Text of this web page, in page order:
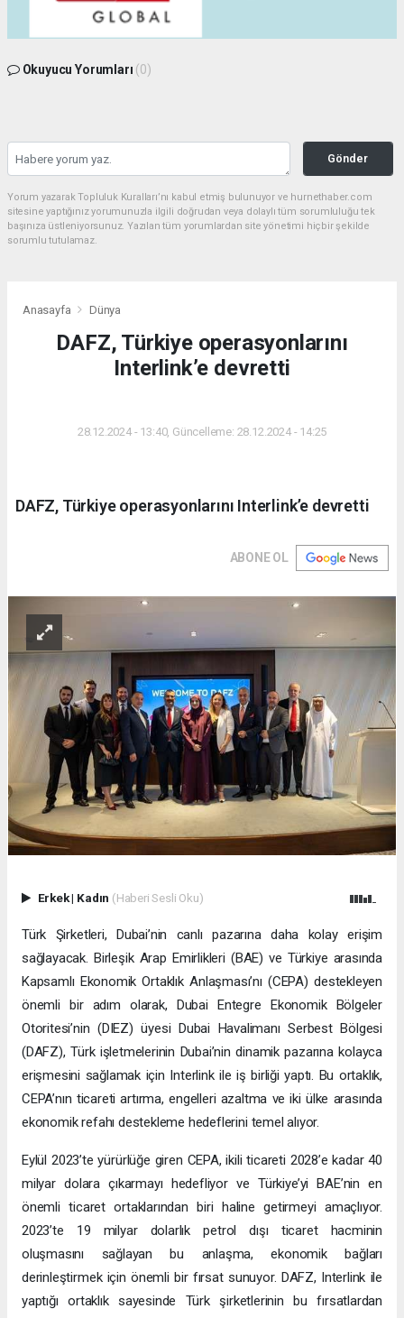
Okuyucu Yorumları (0)
Gönder
Yorum yazarak Topluluk Kuralları’nı kabul etmiş bulunuyor ve hurnethaber.com
sitesine yaptığınız yorumunuzla ilgili doğrudan veya dolaylı tüm sorumluluğu tek
başınıza üstleniyorsunuz. Yazılan tüm yorumlardan site yönetimi hiçbir şekilde
sorumlu tutulamaz.
Anasayfa Dünya
DAFZ, Türkiye operasyonlarını
Interlink’e devretti
28.12.2024 - 13:40, Güncelleme: 28.12.2024 - 14:25
DAFZ, Türkiye operasyonlarını Interlink’e devretti
ABONE OL
Erkek| Kadın (Haberi Sesli Oku)
Türk Şirketleri, Dubai’nin canlı pazarına daha kolay erişim
sağlayacak. Birleşik Arap Emirlikleri (BAE) ve Türkiye arasında
Kapsamlı Ekonomik Ortaklık Anlaşması’nı (CEPA) destekleyen
önemli bir adım olarak, Dubai Entegre Ekonomik Bölgeler
Otoritesi’nin (DIEZ) üyesi Dubai Havalimanı Serbest Bölgesi
(DAFZ), Türk işletmelerinin Dubai’nin dinamik pazarına kolayca
erişmesini sağlamak için Interlink ile iş birliği yaptı. Bu ortaklık,
CEPA’nın ticareti artırma, engelleri azaltma ve iki ülke arasında
ekonomik refahı destekleme hedeflerini temel alıyor.
Eylül 2023’te yürürlüğe giren CEPA, ikili ticareti 2028’e kadar 40
milyar dolara çıkarmayı hedefliyor ve Türkiye’yi BAE’nin en
önemli ticaret ortaklarından biri haline getirmeyi amaçlıyor.
2023’te 19 milyar dolarlık petrol dışı ticaret hacminin
oluşmasını sağlayan bu anlaşma, ekonomik bağları
derinleştirmek için önemli bir fırsat sunuyor. DAFZ, Interlink ile
yaptığı ortaklık sayesinde Türk şirketlerinin bu fırsatlardan